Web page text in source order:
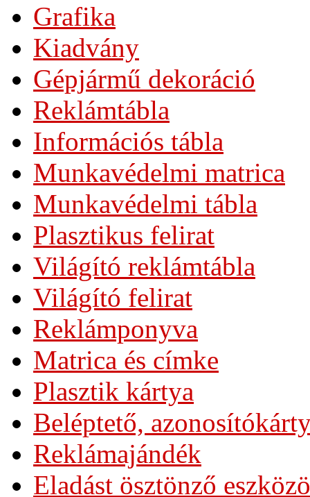
Grafika
Kiadvány
Gépjármű dekoráció
Reklámtábla
Információs tábla
Munkavédelmi matrica
Munkavédelmi tábla
Plasztikus felirat
Világító reklámtábla
Világító felirat
Reklámponyva
Matrica és címke
Plasztik kártya
Beléptető,
Reklámajándék
Eladást ösztönző